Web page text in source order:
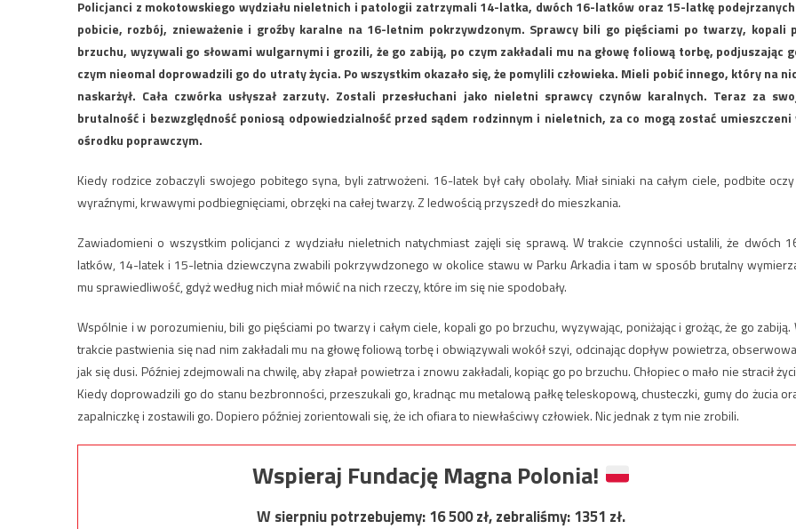
Policjanci z mokotowskiego wydziału nieletnich i patologii zatrzymali 14-latka, dwóch 16-latków oraz 15-latkę
pobicie, rozbój, znieważenie i groźby karalne na 16-letnim pokrzywdzonym. Sprawcy bili go pięściami po twarzy, kopali
brzuchu, wyzywali go słowami wulgarnymi i grozili, że go zabiją, po czym zakładali mu na głowę foliową torbę, podjuszając
czym nieomal doprowadzili go do utraty życia. Po wszystkim okazało się, że pomylili człowieka. Mieli pobić innego, który na
naskarżył. Cała czwórka usłyszał zarzuty. Zostali przesłuchani jako nieletni sprawcy czynów karalnych. Teraz za
brutalność i bezwzględność poniosą odpowiedzialność przed sądem rodzinnym i nieletnich, za co mogą zostać umieszczeni
ośrodku poprawczym.
Kiedy rodzice zobaczyli swojego pobitego syna, byli zatrwożeni. 16-latek był cały obolały. Miał siniaki na całym ciele, podbite
wyraźnymi, krwawymi podbiegnięciami, obrzęki na całej twarzy. Z ledwością przyszedł do mieszkania.
Zawiadomieni o wszystkim policjanci z wydziału nieletnich natychmiast zajęli się sprawą. W trakcie czynności ustalili, że dwóch
latków, 14-latek i 15-letnia dziewczyna zwabili pokrzywdzonego w okolice stawu w Parku Arkadia i tam w sposób brutalny
mu sprawiedliwość, gdyż według nich miał mówić na nich rzeczy, które im się nie spodobały.
Wspólnie i w porozumieniu, bili go pięściami po twarzy i całym ciele, kopali go po brzuchu, wyzywając, poniżając i grożąc, że go zabiją.
trakcie pastwienia się nad nim zakładali mu na głowę foliową torbę i obwiązywali wokół szyi, odcinając dopływ powietrza,
jak się dusi. Później zdejmowali na chwilę, aby złapał powietrza i znowu zakładali, kopiąc go po brzuchu. Chłopiec o mało nie stracił
Kiedy doprowadzili go do stanu bezbronności, przeszukali go, kradnąc mu metalową pałkę teleskopową, chusteczki, gumy do żucia
zapalniczkę i zostawili go. Dopiero później zorientowali się, że ich ofiara to niewłaściwy człowiek. Nic jednak z tym nie zrobili.
Wspieraj Fundację Magna Polonia!
W sierpniu potrzebujemy:16 500zł, zebraliśmy:1351 zł.